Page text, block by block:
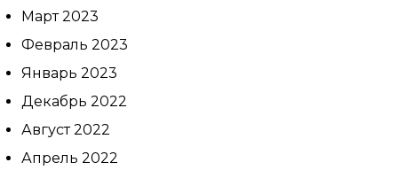
Март 2023
Февраль 2023
Январь 2023
Декабрь 2022
Август 2022
Апрель 2022